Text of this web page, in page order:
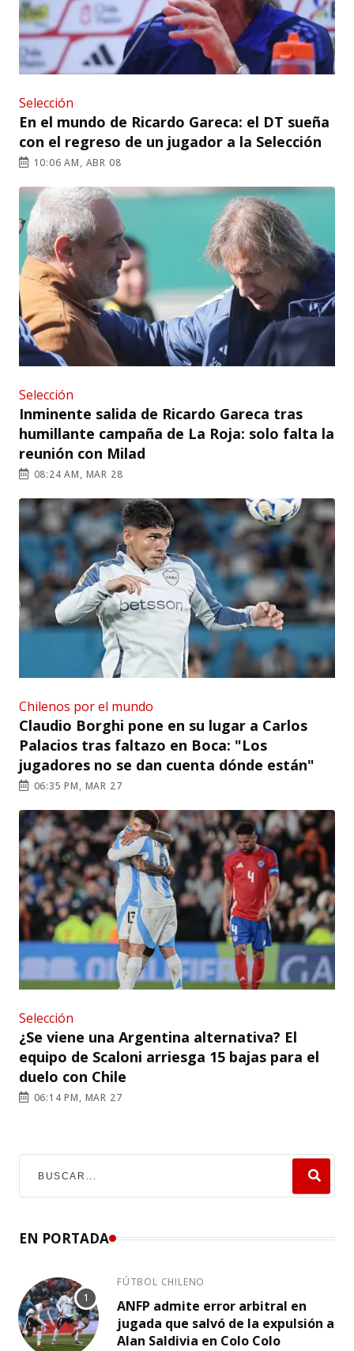
Selección
En el mundo de Ricardo Gareca: el DT sueña
con el regreso de un jugador a la Selección
10:06 AM, ABR 08
Selección
Inminente salida de Ricardo Gareca tras
humillante campaña de La Roja: solo falta la
reunión con Milad
08:24 AM, MAR 28
Chilenos por el mundo
Claudio Borghi pone en su lugar a Carlos
Palacios tras faltazo en Boca: "Los
jugadores no se dan cuenta dónde están"
06:35 PM, MAR 27
Selección
¿Se viene una Argentina alternativa? El
equipo de Scaloni arriesga 15 bajas para el
duelo con Chile
06:14 PM, MAR 27
EN PORTADA
FÚTBOL CHILENO
ANFP admite error arbitral en
jugada que salvó de la expulsión a
Alan Saldivia en Colo Colo